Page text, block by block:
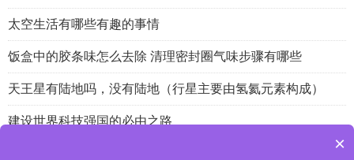
太空生活有哪些有趣的事情
饭盒中的胶条味怎么去除 清理密封圈气味步骤有哪些
天王星有陆地吗，没有陆地（行星主要由氢氦元素构成）
建设世界科技强国的必由之路
×